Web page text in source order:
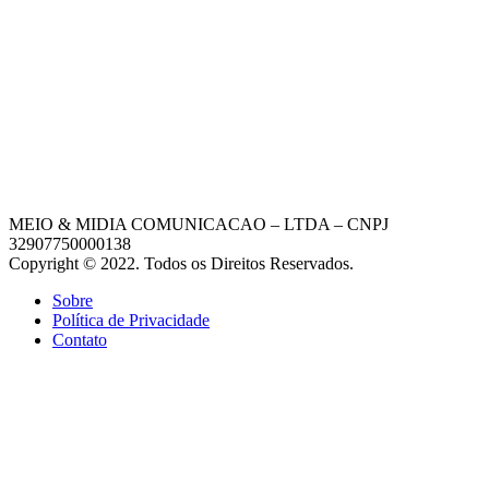
MEIO & MIDIA COMUNICACAO – LTDA – CNPJ
32907750000138
Copyright © 2022. Todos os Direitos Reservados.
Sobre
Política de Privacidade
Contato